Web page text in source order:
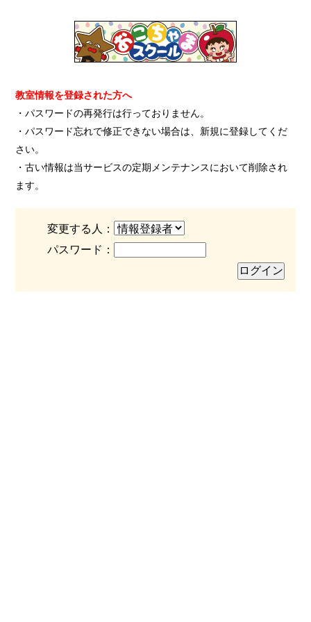
教室情報を登録された方へ
・パスワードの再発行は行っておりません。
・パスワード忘れで修正できない場合は、新規に登録してくだ
さい。
・古い情報は当サービスの定期メンテナンスにおいて削除され
ます。
変更する人：
パスワード：